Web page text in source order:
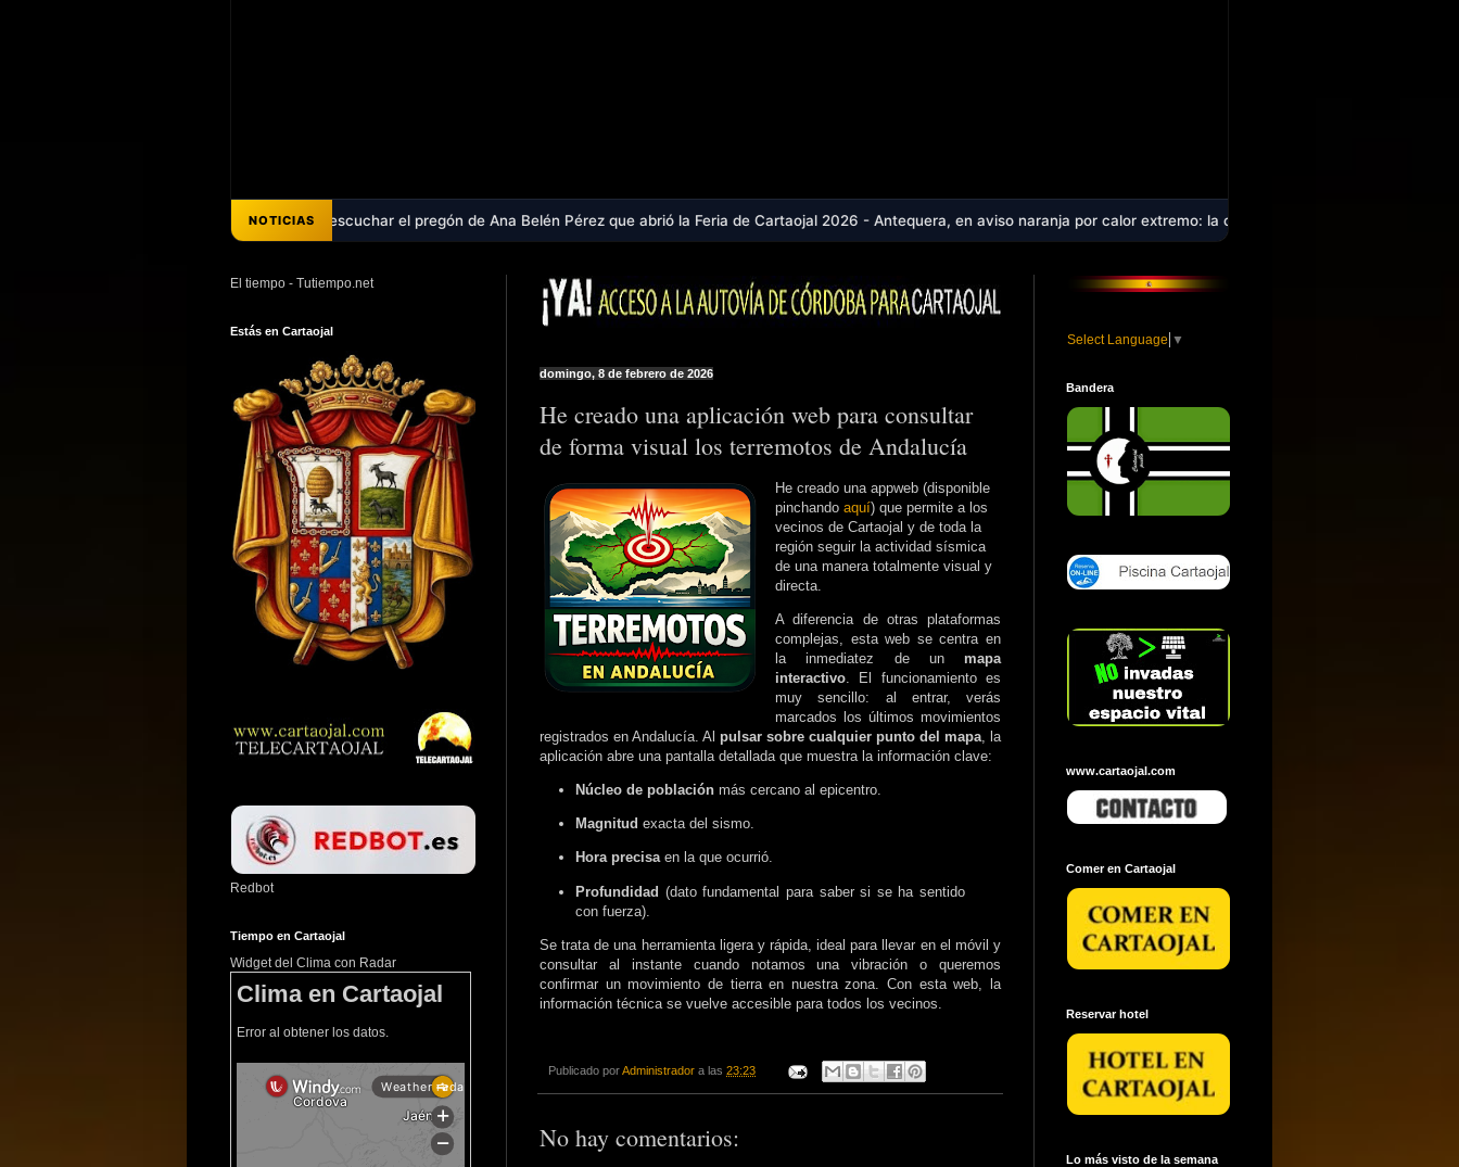
NOTICIAS
- Ya puedes escuchar el pregón de Ana Belén Pérez que abrió la Feria de Cartaojal 2026 - Antequera, en aviso naranja por calor extremo: la comarca alcanzará los 40 ºC en plena ola de
domingo, 8 de febrero de 2026
He creado una aplicación web para consultar
de forma visual los terremotos de Andalucía
He creado una appweb (disponible
pinchandoaquí) que permite a los
vecinos de Cartaojal y de toda la
región seguir la actividad sísmica
de una manera totalmente visual y
directa.
A diferencia de otras plataformas
complejas, esta web se centra en
la inmediatez de un mapa
interactivo . El funcionamiento es
muy sencillo: al entrar, verás
marcados los últimos movimientos
registrados en Andalucía. Al pulsar sobre cualquier punto del mapa , la
aplicación abre una pantalla detallada que muestra la información clave:
Núcleo de población más cercano al epicentro.
Magnitud exacta del sismo.
Hora precisaen la que ocurrió.
Profundidad (dato fundamental para saber si se ha sentido
con fuerza).
Se trata de una herramienta ligera y rápida, ideal para llevar en el móvil y
consultar al instante cuando notamos una vibración o queremos
confirmar un movimiento de tierra en nuestra zona. Con esta web, la
información técnica se vuelve accesible para todos los vecinos.
Publicado porAdministrador a las 23:23
No hay comentarios:
El tiempo - Tutiempo.net
Estás en Cartaojal
Redbot
Tiempo en Cartaojal
Widget del Clima con Radar
Clima en Cartaojal
Error al obtener los datos.
Select Language ▼
Bandera
www.cartaojal.com
Comer en Cartaojal
Reservar hotel
Lo más visto de la semana